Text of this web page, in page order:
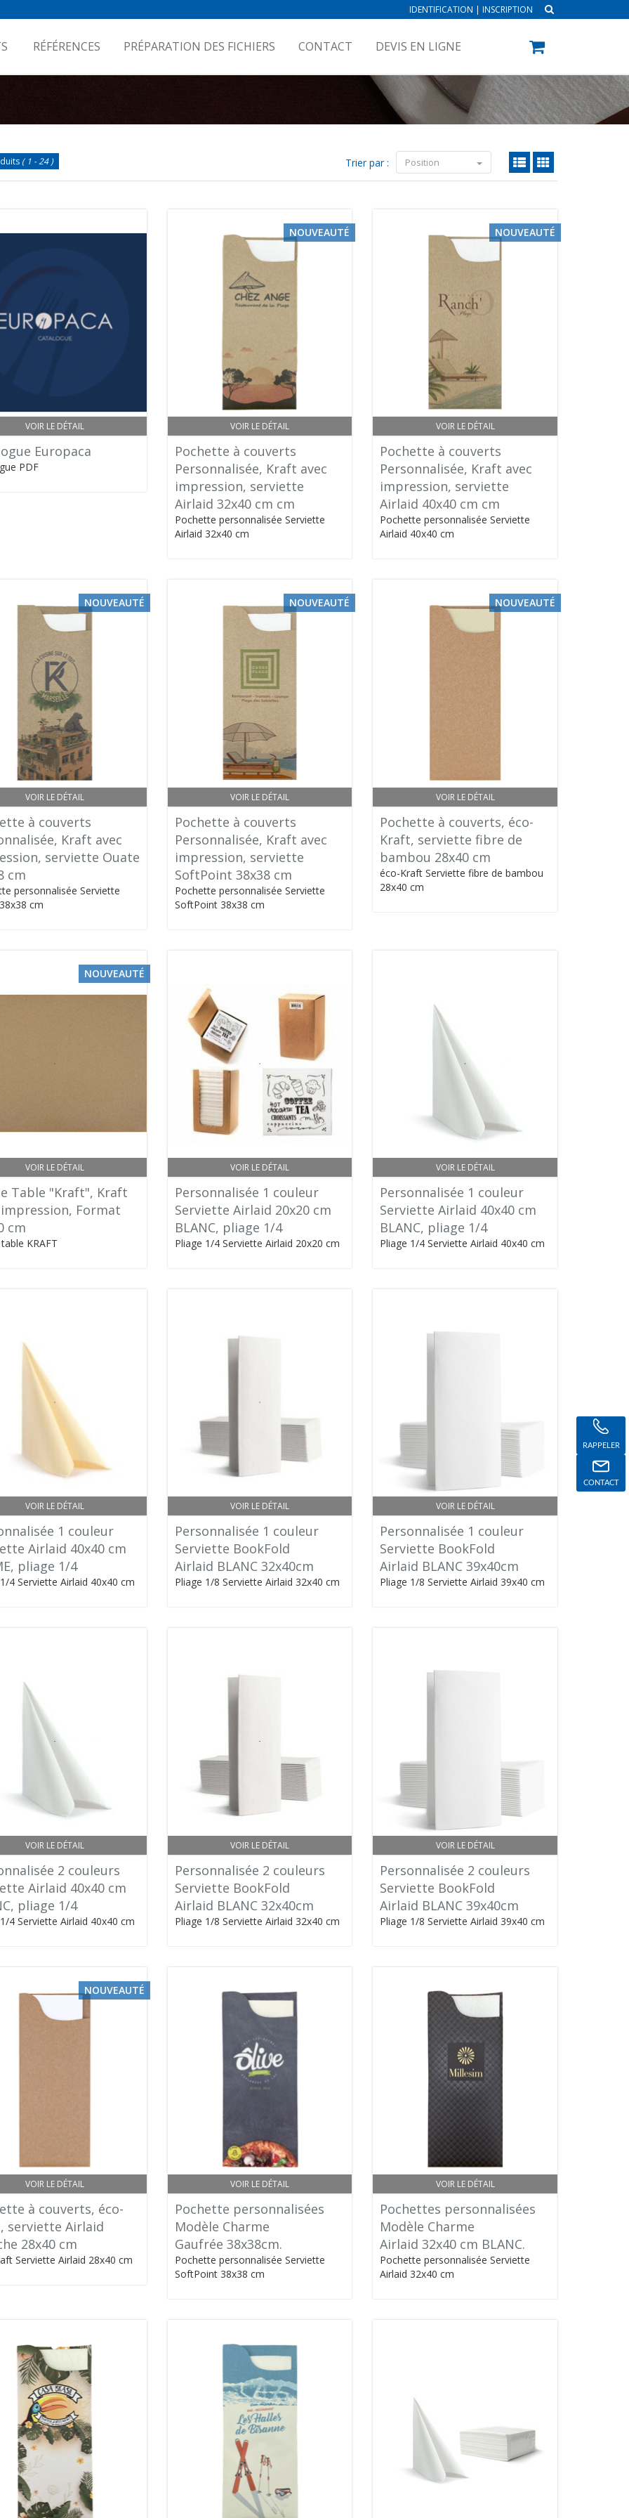
IDENTIFICATION | INSCRIPTION
RÉFÉRENCES PRÉPARATION DES FICHIERS CONTACT DEVIS EN LIGNE
( 1 - 24 ) Trier par : Position
VOIR LE DÉTAIL
Europaca
PDF
VOIR LE DÉTAIL
NOUVEAUTÉ
Pochette à couverts
Personnalisée, Kraft avec
impression, serviette
Airlaid 32x40 cm cm
Pochette personnalisée Serviette
Airlaid 32x40 cm
VOIR LE DÉTAIL
NOUVEAUTÉ
Pochette à couverts
Personnalisée, Kraft avec
impression, serviette
Airlaid 40x40 cm cm
Pochette personnalisée Serviette
Airlaid 40x40 cm
VOIR LE DÉTAIL
NOUVEAUTÉ
à couverts
Kraft avec
serviette Ouate
cm
personnalisée Serviette
cm
VOIR LE DÉTAIL
NOUVEAUTÉ
Pochette à couverts
Personnalisée, Kraft avec
impression, serviette
SoftPoint 38x38 cm
Pochette personnalisée Serviette
SoftPoint 38x38 cm
VOIR LE DÉTAIL
NOUVEAUTÉ
Pochette à couverts, éco-
Kraft, serviette fibre de
bambou 28x40 cm
éco-Kraft Serviette fibre de bambou
28x40 cm
VOIR LE DÉTAIL
NOUVEAUTÉ
Table "Kraft", Kraft
Format
cm
KRAFT
VOIR LE DÉTAIL
Personnalisée 1 couleur
Serviette Airlaid 20x20 cm
BLANC, pliage 1/4
Pliage 1/4 Serviette Airlaid 20x20 cm
VOIR LE DÉTAIL
Personnalisée 1 couleur
Serviette Airlaid 40x40 cm
BLANC, pliage 1/4
Pliage 1/4 Serviette Airlaid 40x40 cm
VOIR LE DÉTAIL
1 couleur
Airlaid 40x40 cm
pliage 1/4
4 Serviette Airlaid 40x40 cm
VOIR LE DÉTAIL
Personnalisée 1 couleur
Serviette BookFold
Airlaid BLANC 32x40cm
Pliage 1/8 Serviette Airlaid 32x40 cm
VOIR LE DÉTAIL
Personnalisée 1 couleur
Serviette BookFold
Airlaid BLANC 39x40cm
Pliage 1/8 Serviette Airlaid 39x40 cm
VOIR LE DÉTAIL
2 couleurs
Airlaid 40x40 cm
pliage 1/4
4 Serviette Airlaid 40x40 cm
VOIR LE DÉTAIL
Personnalisée 2 couleurs
Serviette BookFold
Airlaid BLANC 32x40cm
Pliage 1/8 Serviette Airlaid 32x40 cm
VOIR LE DÉTAIL
Personnalisée 2 couleurs
Serviette BookFold
Airlaid BLANC 39x40cm
Pliage 1/8 Serviette Airlaid 39x40 cm
VOIR LE DÉTAIL
NOUVEAUTÉ
à couverts, éco-
serviette Airlaid
28x40 cm
Serviette Airlaid 28x40 cm
VOIR LE DÉTAIL
Pochette personnalisées
Modèle Charme
Gaufrée 38x38cm.
Pochette personnalisée Serviette
SoftPoint 38x38 cm
VOIR LE DÉTAIL
Pochettes personnalisées
Modèle Charme
Airlaid 32x40 cm BLANC.
Pochette personnalisée Serviette
Airlaid 32x40 cm
RAPPELER
CONTACT